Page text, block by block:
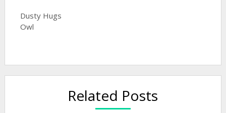
Dusty Hugs
Owl
Related Posts